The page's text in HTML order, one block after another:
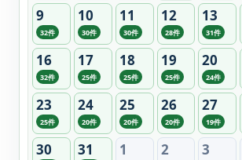
9
32件
10
30件
11
30件
12
28件
13
31件
16
32件
17
25件
18
25件
19
25件
20
24件
23
25件
24
20件
25
20件
26
20件
27
19件
30 31 1 2 3